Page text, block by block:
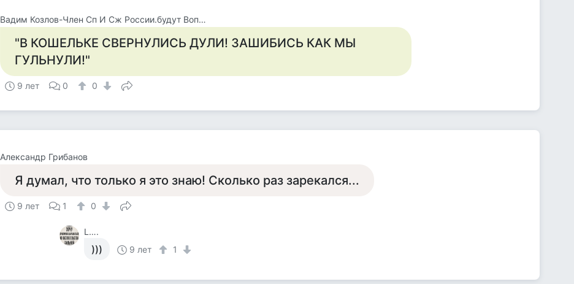
Вадим Козлов-Член Сп И Сж России.будут Вопросы -Звоните 8 926 571 18 95
"В КОШЕЛЬКЕ СВЕРНУЛИСЬ ДУЛИ! ЗАШИБИСЬ КАК МЫ
ГУЛЬНУЛИ!"
9 лет 0 0
Александр Грибанов
Я думал, что только я это знаю! Сколько раз зарекался...
9 лет 1 0
L….
))) 9 лет 1